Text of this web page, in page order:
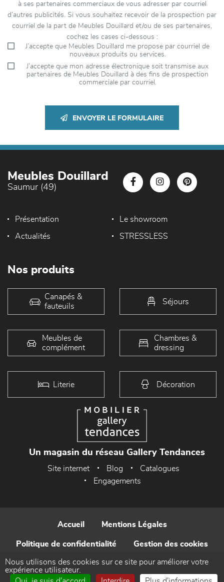
à ses partenaires commerciaux de vous adresser par courriel
d’autres publicités. Si vous souhaitez recevoir de la prospection par
courriel de la part de Meubles Douillard et/ou de ses partenaires,
cochez les cases ci-dessous :
J’accepte que Meubles Douillard me propose par courriel de
nouveaux produits ou services.
J’accepte que mon adresse électronique soit transmise aux
partenaires de Meubles Douillard à des fins de prospection
commerciale par courriel.
ENVOYER LE FORMULAIRE
Meubles Douillard
Saumur (49)
Présentation Le showroom
Actualités STRESSLESS
Nos produits
Canapés &
fauteuils
Séjours
Meubles de
complément
Chambres &
dressing
Literie Décoration
Un magasin du réseau Gallery Tendances
Site internet Blog
Catalogues
Engagements
Accueil Mentions Légales
Politique de confidentialité Gestion des cookies
Contact
Nous utilisons des cookies sur ce site pour améliorer votre
expérience utilisateur.